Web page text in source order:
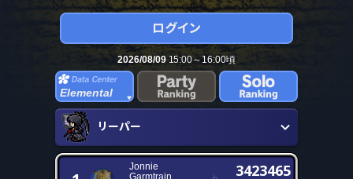
2026/08/0915:00～16:00頃
Elemental
リーパー
Jonnie
3423465